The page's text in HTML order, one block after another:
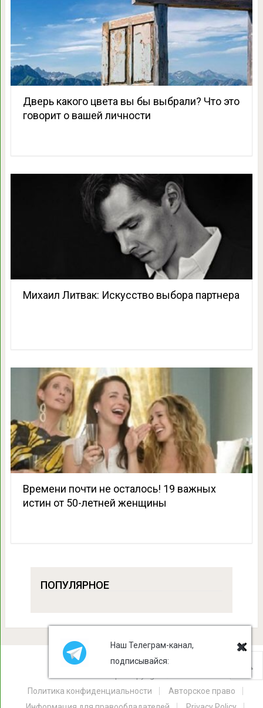
Дверь какого цвета вы бы выбрали? Что это
говорит о вашей личности
Михаил Литвак: Искусство выбора партнера
Времени почти не осталось! 19 важных
истин от 50-летней женщины
ПОПУЛЯРНОЕ
Политика конфиденциальности
Авторское право
Наш Телеграм-канал,
подписывайся: